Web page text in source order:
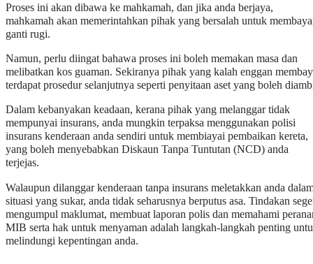
Proses ini akan dibawa ke mahkamah, dan jika anda berjaya,
mahkamah akan memerintahkan pihak yang bersalah untuk
ganti rugi.
Namun, perlu diingat bahawa proses ini boleh memakan masa dan
melibatkan kos guaman. Sekiranya pihak yang kalah enggan
terdapat prosedur selanjutnya seperti penyitaan aset yang boleh
Dalam kebanyakan keadaan, kerana pihak yang melanggar tidak
mempunyai insurans, anda mungkin terpaksa menggunakan polisi
insurans kenderaan anda sendiri untuk membiayai pembaikan kereta,
yang boleh menyebabkan Diskaun Tanpa Tuntutan (NCD) anda
terjejas.
Walaupun dilanggar kenderaan tanpa insurans meletakkan anda
situasi yang sukar, anda tidak seharusnya berputus asa. Tindakan
mengumpul maklumat, membuat laporan polis dan memahami
MIB serta hak untuk menyaman adalah langkah-langkah penting
melindungi kepentingan anda.